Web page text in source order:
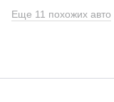
Еще 11 похожих авто